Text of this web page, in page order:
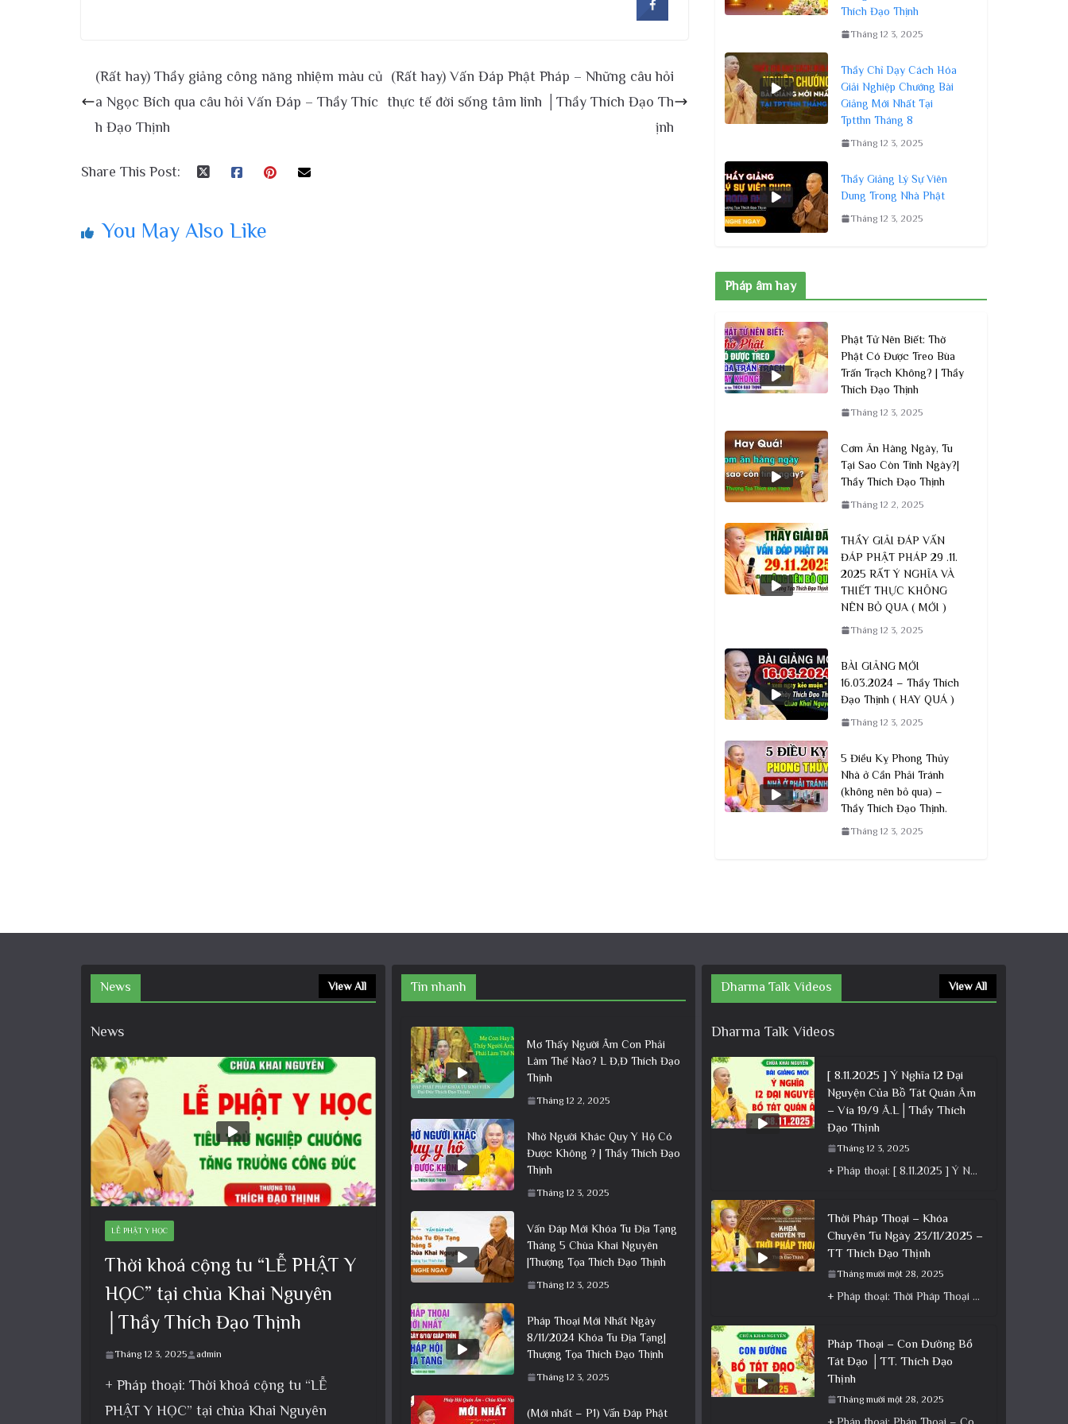
(Rất hay) Thầy giảng công năng nhiệm màu củ
a Ngọc Bích qua câu hỏi Vấn Đáp – Thầy Thíc
h Đạo Thịnh
(Rất hay) Vấn Đáp Phật Pháp – Những câu hỏi
thực tế đời sống tâm linh │Thầy Thích Đạo Th
ịnh
Share This Post:
You May Also Like
Thích Đạo Thịnh
Tháng 12 3, 2025
Thầy Chỉ Dạy Cách Hóa
Giải Nghiệp Chướng Bài
Giảng Mới Nhất Tại
Tptthn Tháng 8
Tháng 12 3, 2025
Thầy Giảng Lý Sự Viên
Dung Trong Nhà Phật
Tháng 12 3, 2025
Pháp âm hay
Phật Tử Nên Biết: Thờ
Phật Có Được Treo Bùa
Trấn Trạch Không? | Thầy
Thích Đạo Thịnh
Tháng 12 3, 2025
Cơm Ăn Hàng Ngày, Tu
Tại Sao Còn Tính Ngày?|
Thầy Thích Đạo Thịnh
Tháng 12 2, 2025
THẦY GIẢI ĐÁP VẤN
ĐÁP PHẬT PHÁP 29 .11.
2025 RẤT Ý NGHĨA VÀ
THIẾT THỰC KHÔNG
NÊN BỎ QUA ( MỚI )
Tháng 12 3, 2025
BÀI GIẢNG MỚI
16.03.2024 – Thầy Thích
Đạo Thịnh ( HAY QUÁ )
Tháng 12 3, 2025
5 Điều Kỵ Phong Thủy
Nhà ở Cần Phải Tránh
(không nên bỏ qua) –
Thầy Thích Đạo Thịnh.
Tháng 12 3, 2025
News View All
News
LỄ PHẬT Y HỌC
Thời khoá cộng tu “LỄ PHẬT Y
HỌC” tại chùa Khai Nguyên
│Thầy Thích Đạo Thịnh
Tháng 12 3, 2025 admin
+ Pháp thoại: Thời khoá cộng tu “LỄ
PHẬT Y HỌC” tại chùa Khai Nguyên
Tin nhanh
Mơ Thấy Người Âm Con Phải
Làm Thế Nào? L Đ,Đ Thích Đạo
Thịnh
Tháng 12 2, 2025
Nhờ Người Khác Quy Y Hộ Có
Được Không ? | Thầy Thích Đạo
Thịnh
Tháng 12 3, 2025
Vấn Đáp Mới Khóa Tu Địa Tạng
Tháng 5 Chùa Khai Nguyên
|Thượng Tọa Thích Đạo Thịnh
Tháng 12 3, 2025
Pháp Thoại Mới Nhất Ngày
8/11/2024 Khóa Tu Địa Tạng|
Thượng Tọa Thích Đạo Thịnh
Tháng 12 3, 2025
(Mới nhất – P1) Vấn Đáp Phật
Dharma Talk Videos View All
Dharma Talk Videos
[ 8.11.2025 ] Ý Nghĩa 12 Đại
Nguyện Của Bồ Tát Quán Âm
– Vía 19/9 Â.L│Thầy Thích
Đạo Thịnh
Tháng 12 3, 2025
+ Pháp thoại: [ 8.11.2025 ] Ý Nghĩa 12 Đại Nguyện Của Bồ Tát Quán Âm – Vía 19/9 Â.L│Thầy
Thời Pháp Thoại – Khóa
Chuyên Tu Ngày 23/11/2025 –
TT Thích Đạo Thịnh
Tháng mười một 28, 2025
+ Pháp thoại: Thời Pháp Thoại – Khóa Chuyên Tu Ngày 23/11/2025 – TT Thích Đạo Thịnh + Album: Pháp
Pháp Thoại – Con Đường Bồ
Tát Đạo │TT. Thích Đạo
Thịnh
Tháng mười một 28, 2025